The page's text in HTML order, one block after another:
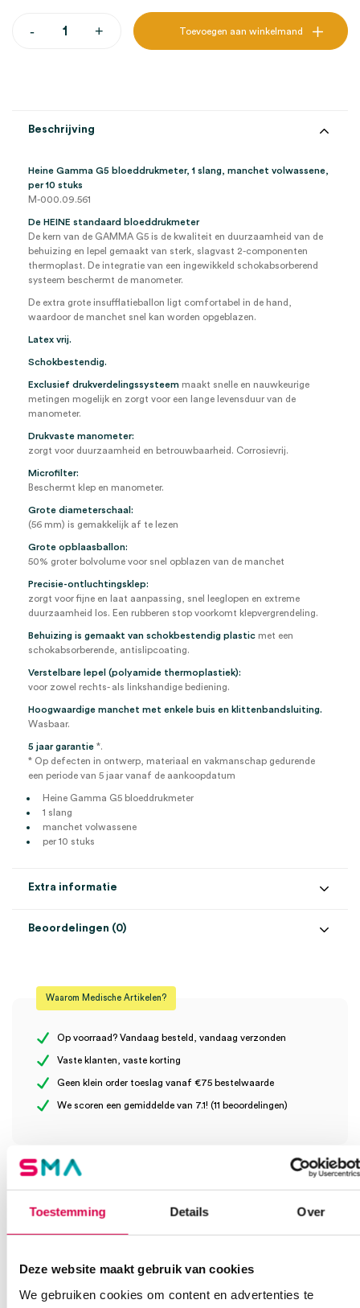
Toestemming Details Over
Deze website maakt gebruik van cookies
We gebruiken cookies om content en advertenties te
-
volwassene
+ Toevoegen aan winkelmand
Beschrijving
Heine Gamma G5 bloeddrukmeter, 1 slang, manchet volwassene,
per 10 stuks
M-000.09.561
De HEINE standaard bloeddrukmeter
De kern van de GAMMA G5 is de kwaliteit en duurzaamheid van de
behuizing en lepel gemaakt van sterk, slagvast 2-componenten
thermoplast. De integratie van een ingewikkeld schokabsorberend
systeem beschermt de manometer.
De extra grote insufflatieballon ligt comfortabel in de hand,
waardoor de manchet snel kan worden opgeblazen.
Latex vrij.
Schokbestendig.
Exclusief drukverdelingssysteem maakt snelle en nauwkeurige
metingen mogelijk en zorgt voor een lange levensduur van de
manometer.
Drukvaste manometer:
zorgt voor duurzaamheid en betrouwbaarheid. Corrosievrij.
Microfilter:
Beschermt klep en manometer.
Grote diameterschaal:
(56 mm) is gemakkelijk af te lezen
Grote opblaasballon:
50% groter bolvolume voor snel opblazen van de manchet
Precisie-ontluchtingsklep:
zorgt voor fijne en laat aanpassing, snel leeglopen en extreme
duurzaamheid los. Een rubberen stop voorkomt klepvergrendeling.
Behuizing is gemaakt van schokbestendig plastic met een
schokabsorberende, antislipcoating.
Verstelbare lepel (polyamide thermoplastiek):
voor zowel rechts- als linkshandige bediening.
Hoogwaardige manchet met enkele buis en klittenbandsluiting.
Wasbaar.
5 jaar garantie *.
* Op defecten in ontwerp, materiaal en vakmanschap gedurende
een periode van 5 jaar vanaf de aankoopdatum
Heine Gamma G5 bloeddrukmeter
1 slang
manchet volwassene
per 10 stuks
Extra informatie
Model G5
Steriel
Uitvoering 1 slang
Beoordelingen (0)
Er zijn nog geen beoordelingen.
manchet volwassene (10)” te beoordelen
Waarom Medische Artikelen?
Op voorraad? Vandaag besteld, vandaag verzonden
Vaste klanten, vaste korting
Geen klein order toeslag vanaf €75 bestelwaarde
We scoren een gemiddelde van 7.1! (11 beoordelingen)
Heb je een vraag?
Anca helpt je!